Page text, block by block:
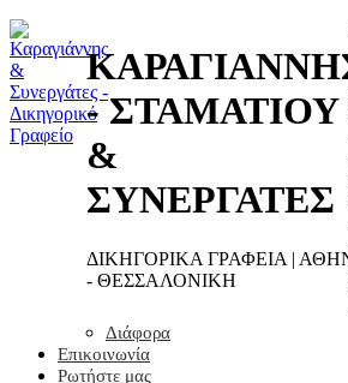
- ΣΤΑΜΑΤΙΟΥ
&
ΣΥΝΕΡΓΑΤΕΣ
ΔΙΚΗΓΟΡΙΚΑ ΓΡΑΦΕΙΑ |
- ΘΕΣΣΑΛΟΝΙΚΗ
Διάφορα
Επικοινωνία
Ρωτήστε μας